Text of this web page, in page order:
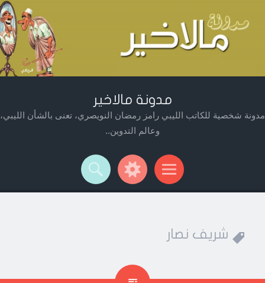
مدونة مالاخير
مدونة شخصية للكاتب الليبي رامز رمضان النويصري، تعنى بالشأن الليبي،
وعالم التدوين..
Menu
Widgets
Search
شريف نصار